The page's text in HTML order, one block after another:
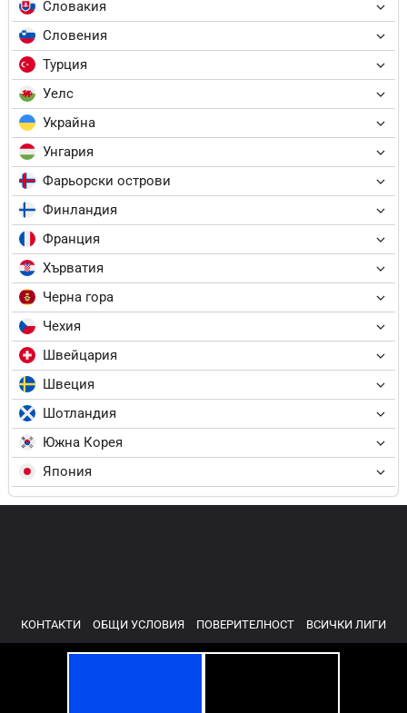
Словакия
Словения
Турция
Уелс
Украйна
Унгария
Фарьорски острови
Финландия
Франция
Хърватия
Черна гора
Чехия
Швейцария
Швеция
Шотландия
Южна Корея
Япония
КОНТАКТИ ОБЩИ УСЛОВИЯ ПОВЕРИТЕЛНОСТ ВСИЧКИ ЛИГИ